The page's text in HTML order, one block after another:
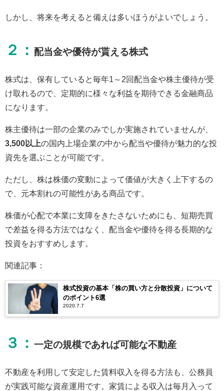
しかし、将来を考えると備えは多いほうがよいでしょう。
２： 配当金や優待が貰える株式
株式は、保有していると毎年1～2回配当金や株主優待が受
け取れるので、定期的に様々な利益を期待できる金融商品
になります。
株主優待は一部の企業のみでしか実施されていませんが、
3,500以上の国内上場企業の中から配当や優待が魅力的な投
資先を選ぶことが可能です。
ただし、株は株価の変動によって価値が大きく上下するの
で、元本割れの可能性がある商品です。
株価が心配で本業に支障をきたさないためにも、短期売買
で差益を得る方法ではなく、配当金や優待を得る長期的な
投資をおすすめします。
関連記事：
株式投資の基本「株の買い方と分散投資」について
のポイント6選
2020.7.7
３： 一定の規模であれば可能な不動産
不動産を利用して安定した賃料収入を得る方法も、公務員
が実践可能な資産運用です。家賃による収入は毎月入って